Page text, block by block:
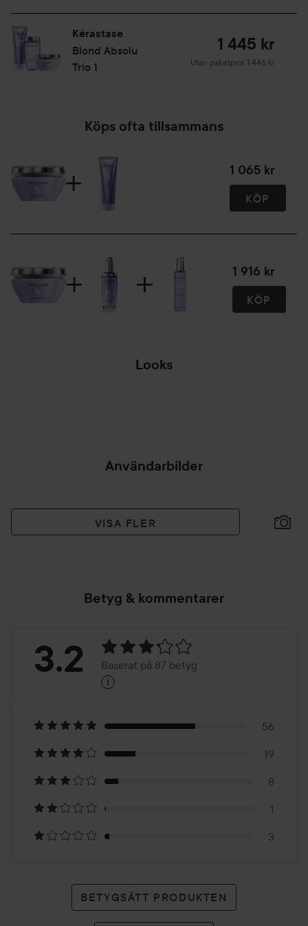
STEG 3: Skölj ur. Skölj omedelbart med rikligt med vatten
vid kontakt med ögonen.
Kérastase
Blond Absolu
Trio 1
1 445 kr
Utan paketpris: 1 446 kr
Köps ofta tillsammans
1 065 kr
KÖP
1 916 kr
KÖP
Looks
Användarbilder
VISA FLER
Betyg & kommentarer
Betyg:
Baserat
på
87
betyg
3.2 Baserat på 87 betyg
i
56
19
8
1
3
BETYGSÄTT PRODUKTEN